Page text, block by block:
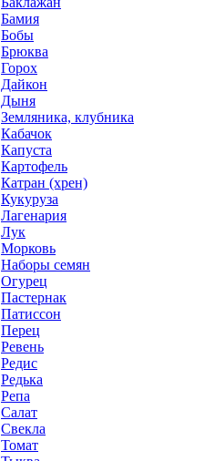
Бамия
Бобы
Брюква
Горох
Дайкон
Дыня
Земляника, клубника
Кабачок
Капуста
Картофель
Катран (хрен)
Кукуруза
Лагенария
Лук
Морковь
Наборы семян
Огурец
Пастернак
Патиссон
Перец
Ревень
Редис
Редька
Репа
Салат
Свекла
Томат